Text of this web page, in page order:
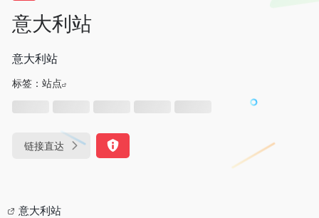
意大利站
意大利站
标签： 站点
链接直达
意大利站